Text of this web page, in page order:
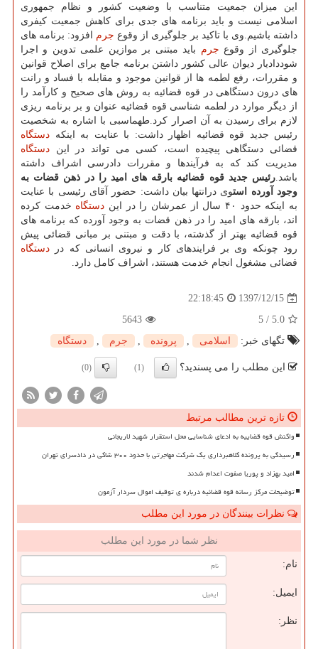
این میزان جمعیت متناسب با وضعیت كشور و نظام جمهوری
اسلامی نیست و باید برنامه های جدی برای كاهش جمعیت كیفری
داشته باشیم.وی با تاكید بر جلوگیری از وقوع جرم افزود: برنامه های
جلوگیری از وقوع جرم باید مبتنی بر موازین علمی تدوین و اجرا
شوددادیار دیوان عالی كشور داشتن برنامه جامع برای اصلاح قوانین
و مقررات، رفع لطمه ها از قوانین موجود و مقابله با فساد و رانت
های درون دستگاهی در قوه قضائیه به روش های صحیح و كارآمد را
از دیگر موارد در لطمه شناسی قوه قضائیه عنوان و بر برنامه ریزی
لازم برای رسیدن به آن اصرار كرد.طهماسبی با اشاره به شخصیت
رئیس جدید قوه قضائیه اظهار داشت: با عنایت به اینكه دستگاه
قضائی دستگاهی پیچیده است، كسی می تواند در این دستگاه
مدیریت كند كه به فرآیندها و مقررات دادرسی اشراف داشته
باشد. رئیس جدید قوه قضائیه بارقه های امید را در ذهن قضات به
وجود آورده استوی درانتها بیان داشت: حضور آقای رئیسی با عنایت
به اینكه حدود ۴۰ سال از عمرشان را در این
دستگاه خدمت كرده
اند، بارقه های امید را در ذهن قضات به وجود آورده كه برنامه های
قوه قضائیه بهتر از گذشته، با دقت و مبتنی بر مبانی قضائی پیش
رود چونكه وی بر فرایندهای كار و نیروی انسانی كه در دستگاه
قضائی مشغول انجام خدمت هستند، اشراف كامل دارد.
1397/12/15
22:18:45
5.0
/
5
5643
تگهای خبر:
اسلامی , پرونده , جرم , دستگاه
این مطلب را می پسندید؟ (1)
(0)
تازه ترین مطالب مرتبط
واکنش قوه قضاییه به ادعای شناسایی محل استقرار شهید لاریجانی
رسیدگی به پرونده کلاهبرداری یک شرکت مهاجرتی با حدود ۳۰۰ شاکی در دادسرای تهران
امید بهزاد و پوریا صفوت اعدام شدند
توضیحات مرکز رسانه قوه قضائیه درباره ی توقیف اموال سردار آزمون
نظرات بینندگان در مورد این مطلب
نظر شما در مورد این مطلب
نام:
ایمیل:
نظر: